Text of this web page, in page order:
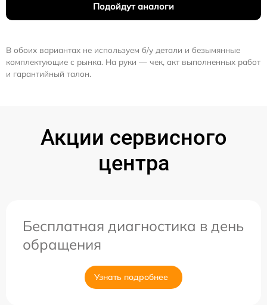
Подойдут аналоги
В обоих вариантах не используем б/у детали и безымянные
комплектующие с рынка. На руки — чек, акт выполненных работ
и гарантийный талон.
Акции сервисного
центра
Бесплатная диагностика в день
обращения
Узнать подробнее